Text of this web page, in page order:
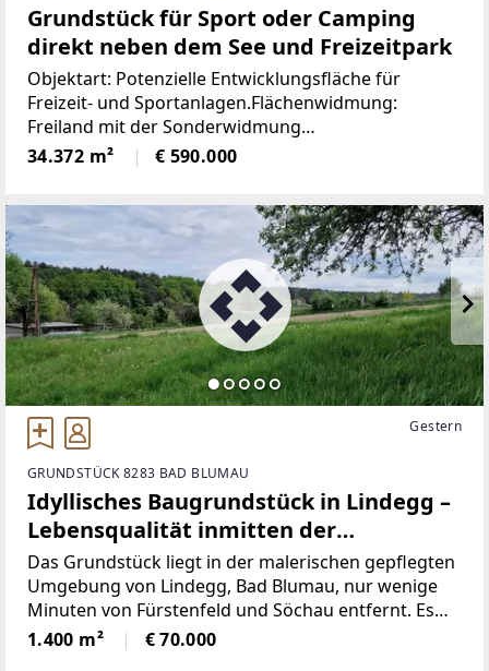
Grundstück für Sport oder Camping
direkt neben dem See und Freizeitpark
Objektart: Potenzielle Entwicklungsfläche für
Freizeit- und Sportanlagen.Flächenwidmung:
Freiland mit der Sonderwidmung
SportanlageWillkommen in Großsteinbach, einem
bezaubernden Ort im malerischen Bezirk Hartberg-
34.372 m² € 590.000
Gestern
GRUNDSTÜCK 8283 BAD BLUMAU
Idyllisches Baugrundstück in Lindegg –
Lebensqualität inmitten der
Thermenregion.
Das Grundstück liegt in der malerischen gepflegten
Umgebung von Lindegg, Bad Blumau, nur wenige
Minuten von Fürstenfeld und Söchau entfernt. Es
genießt eine privilegierte Lage in der Golf- und
Thermenregion Bad Blumau, berühmt für ihre Ruhe,
1.400 m² € 70.000